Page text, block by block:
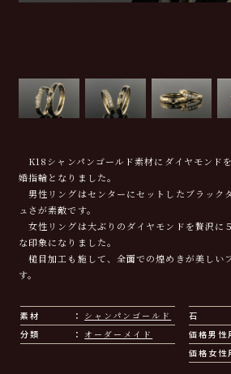
K18シャンパンゴールド素材にダイヤモンド
婚指輪となりました。
男性リングはセンターにセットしたブラック
ュさが素敵です。
女性リングは大ぶりのダイヤモンドを贅沢に
な印象になりました。
槌目加工も施して、全面での煌めきが美しい
す。
素材 シャンパンゴールド 石
分類
オーダーメイド 価格男性
価格女性